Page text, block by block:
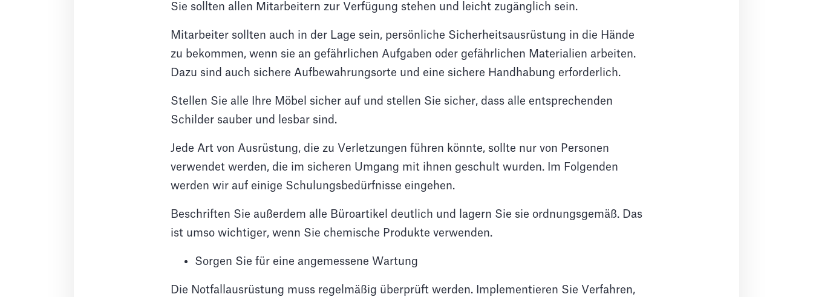
Sie sollten allen Mitarbeitern zur Verfügung stehen und leicht zugänglich sein.
Mitarbeiter sollten auch in der Lage sein, persönliche Sicherheitsausrüstung in die Hände
zu bekommen, wenn sie an gefährlichen Aufgaben oder gefährlichen Materialien arbeiten.
Dazu sind auch sichere Aufbewahrungsorte und eine sichere Handhabung erforderlich.
Stellen Sie alle Ihre Möbel sicher auf und stellen Sie sicher, dass alle entsprechenden
Schilder sauber und lesbar sind.
Jede Art von Ausrüstung, die zu Verletzungen führen könnte, sollte nur von Personen
verwendet werden, die im sicheren Umgang mit ihnen geschult wurden. Im Folgenden
werden wir auf einige Schulungsbedürfnisse eingehen.
Beschriften Sie außerdem alle Büroartikel deutlich und lagern Sie sie ordnungsgemäß. Das
ist umso wichtiger, wenn Sie chemische Produkte verwenden.
Sorgen Sie für eine angemessene Wartung
Die Notfallausrüstung muss regelmäßig überprüft werden. Implementieren Sie Verfahren,